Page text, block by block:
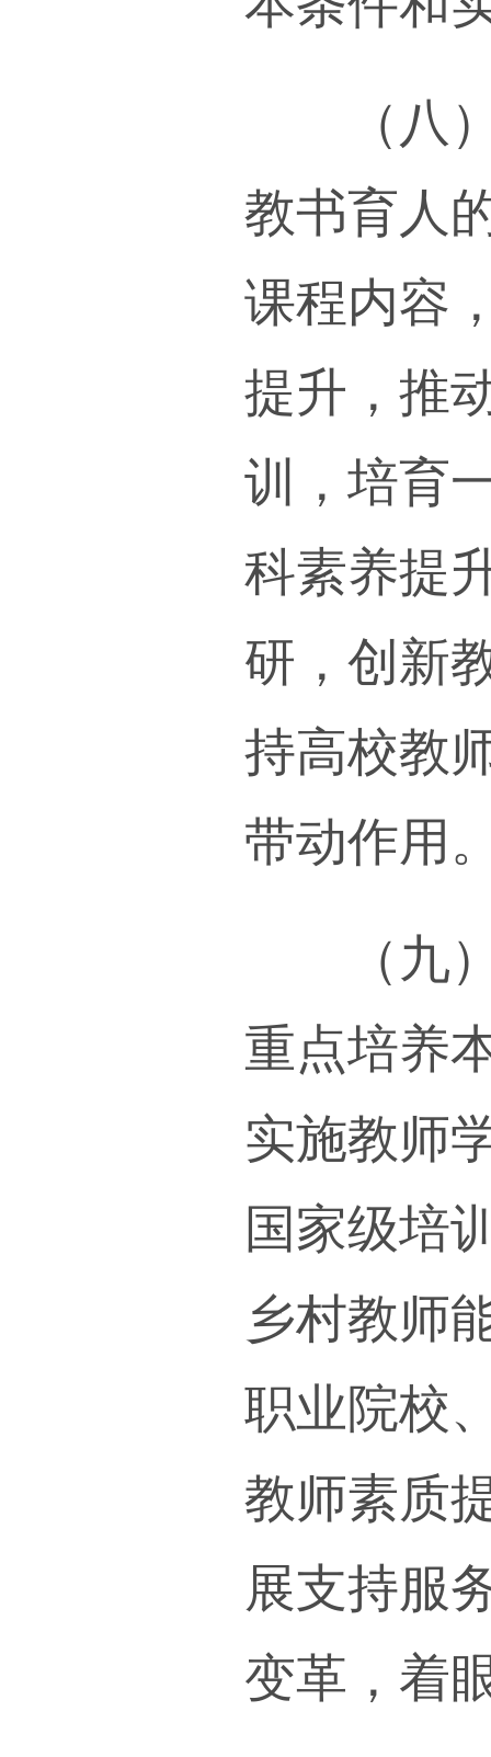
涵养
（六
反映
实教
育系
单位
予以
四、
（七
师范
大力
持“双
实施
发达